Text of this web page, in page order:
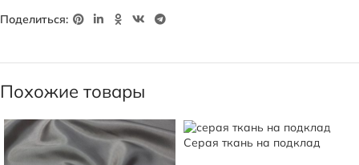
Поделиться:
Похожие товары
Серая ткань на подклад